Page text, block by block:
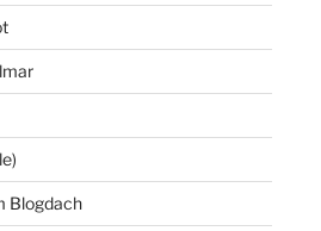
Blogdach